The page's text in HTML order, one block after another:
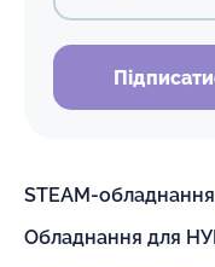
STEAM-
Обладнання для